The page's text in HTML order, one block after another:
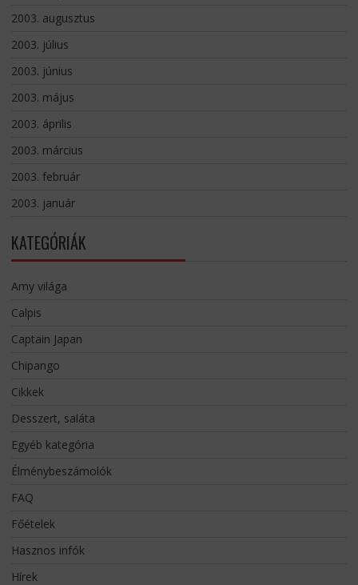
2003. augusztus
2003. július
2003. június
2003. május
2003. április
2003. március
2003. február
2003. január
KATEGÓRIÁK
Amy világa
Calpis
Captain Japan
Chipango
Cikkek
Desszert, saláta
Egyéb kategória
Élménybeszámolók
FAQ
Főételek
Hasznos infók
Hírek